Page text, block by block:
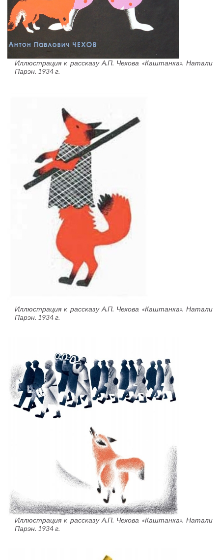
Иллюстрация к рассказу А.П. Чехова «Каштанка». Натали
Парэн. 1934 г.
Иллюстрация к рассказу А.П. Чехова «Каштанка». Натали
Парэн. 1934 г.
Иллюстрация к рассказу А.П. Чехова «Каштанка». Натали
Парэн. 1934 г.